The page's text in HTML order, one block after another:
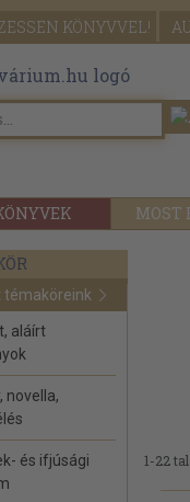
KÖNYVVEL!
MOST
témaköreink
aláírt
novella,
és ifjúsági
1-22